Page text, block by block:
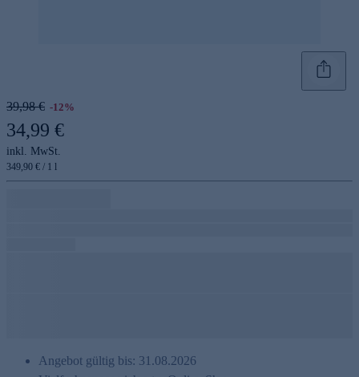
39,98 € -12%
34,99 €
inkl. MwSt.
349,90 € / 1 l
Angebot gültig bis: 31.08.2026